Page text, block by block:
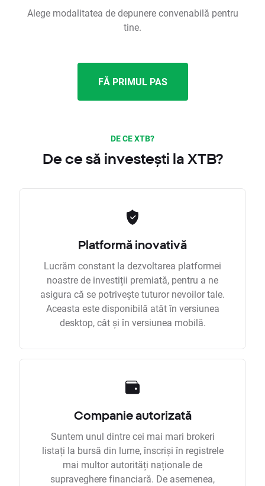
Alege modalitatea de depunere convenabilă pentru
tine.
FĂ PRIMUL PAS
DE CE XTB?
De ce să investești la XTB?
Platformă inovativă
Lucrăm constant la dezvoltarea platformei
noastre de investiții premiată, pentru a ne
asigura că se potrivește tuturor nevoilor tale.
Aceasta este disponibilă atât în versiunea
desktop, cât și în versiunea mobilă.
Companie autorizată
Suntem unul dintre cei mai mari brokeri
listați la bursă din lume, înscriși în registrele
mai multor autorități naționale de
supraveghere financiară. De asemenea,